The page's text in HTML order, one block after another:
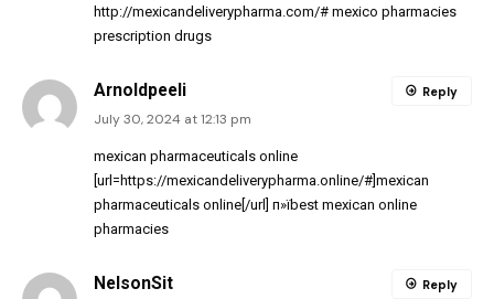
http://mexicandeliverypharma.com/# mexico pharmacies
prescription drugs
Arnoldpeeli
July 30, 2024 at 12:13 pm
mexican pharmaceuticals online
[url=https://mexicandeliverypharma.online/#]mexican
pharmaceuticals online[/url] п»їbest mexican online
pharmacies
Reply
NelsonSit Reply